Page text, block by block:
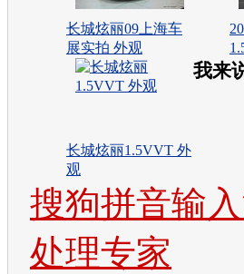
长城炫丽09上海车
展实拍 外观
长城炫丽1.5VVT 外
观
我来
搜狗拼音输
处理专家